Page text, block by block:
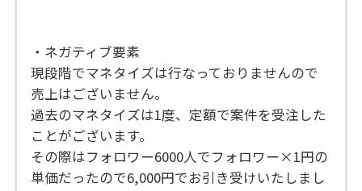
・ネガティブ要素
現段階でマネタイズは行なっておりませんので
売上はございません。
過去のマネタイズは1度、定額で案件を受注した
ことがございます。
その際はフォロワー6000人でフォロワー×1円の
単価だったので6,000円でお引き受けいたしまし